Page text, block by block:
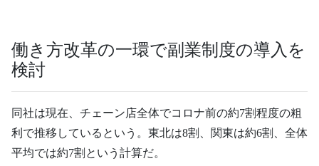
働き方改革の一環で副業制度の導入を
検討
同社は現在、チェーン店全体でコロナ前の約7割程度の粗
利で推移しているという。東北は8割、関東は約6割、全体
平均では約7割という計算だ。